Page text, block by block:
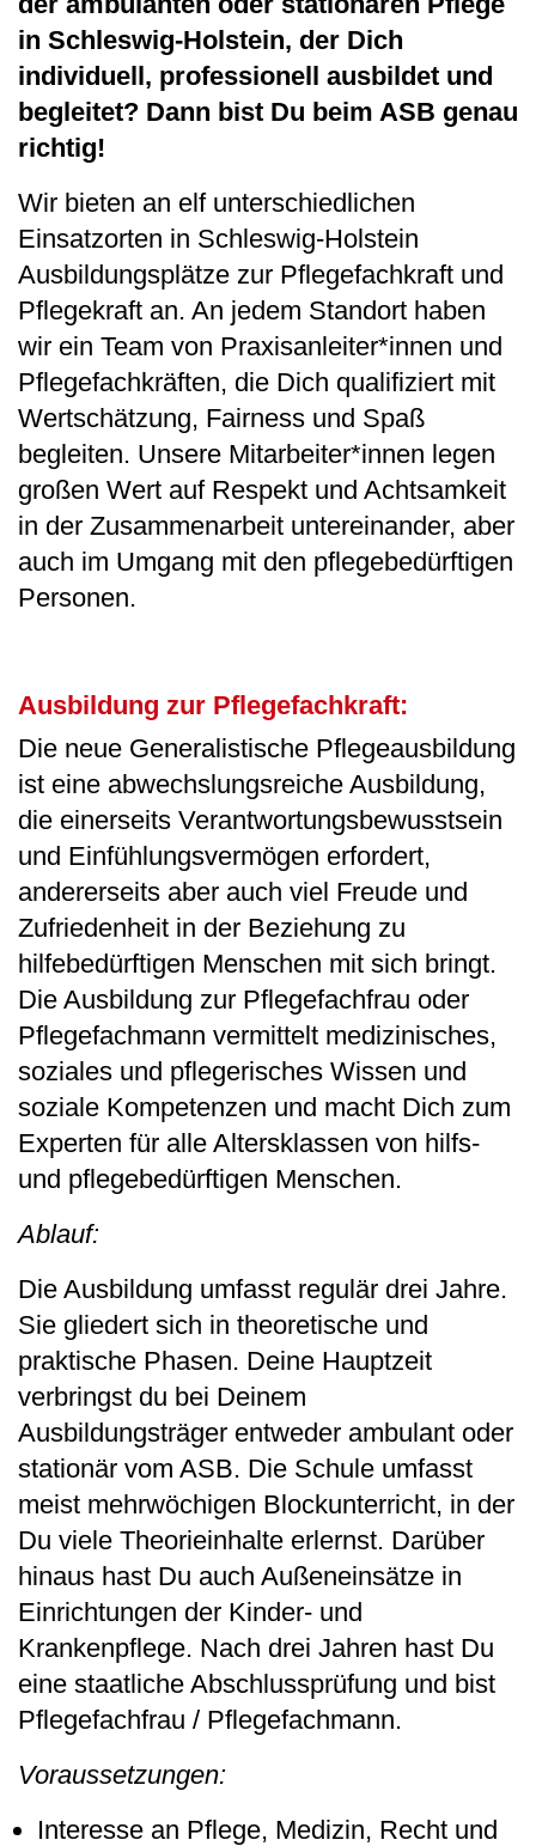
in Schleswig-Holstein, der Dich
individuell, professionell ausbildet und
begleitet? Dann bist Du beim ASB genau
richtig!
Wir bieten an elf unterschiedlichen
Einsatzorten in Schleswig-Holstein
Ausbildungsplätze zur Pflegefachkraft und
Pflegekraft an. An jedem Standort haben
wir ein Team von Praxisanleiter*innen und
Pflegefachkräften, die Dich qualifiziert mit
Wertschätzung, Fairness und Spaß
begleiten. Unsere Mitarbeiter*innen legen
großen Wert auf Respekt und Achtsamkeit
in der Zusammenarbeit untereinander, aber
auch im Umgang mit den pflegebedürftigen
Personen.
Ausbildung zur Pflegefachkraft:
Die neue Generalistische Pflegeausbildung
ist eine abwechslungsreiche Ausbildung,
die einerseits Verantwortungsbewusstsein
und Einfühlungsvermögen erfordert,
andererseits aber auch viel Freude und
Zufriedenheit in der Beziehung zu
hilfebedürftigen Menschen mit sich bringt.
Die Ausbildung zur Pflegefachfrau oder
Pflegefachmann vermittelt medizinisches,
soziales und pflegerisches Wissen und
soziale Kompetenzen und macht Dich zum
Experten für alle Altersklassen von hilfs-
und pflegebedürftigen Menschen.
Ablauf:
Die Ausbildung umfasst regulär drei Jahre.
Sie gliedert sich in theoretische und
praktische Phasen. Deine Hauptzeit
verbringst du bei Deinem
Ausbildungsträger entweder ambulant oder
stationär vom ASB. Die Schule umfasst
meist mehrwöchigen Blockunterricht, in der
Du viele Theorieinhalte erlernst. Darüber
hinaus hast Du auch Außeneinsätze in
Einrichtungen der Kinder- und
Krankenpflege. Nach drei Jahren hast Du
eine staatliche Abschlussprüfung und bist
Pflegefachfrau / Pflegefachmann.
Voraussetzungen:
Interesse an Pflege, Medizin, Recht und